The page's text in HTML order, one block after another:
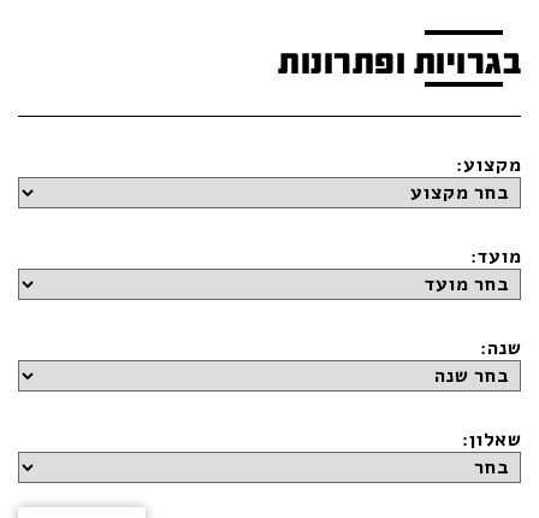
בגרויות ופתרונות
מקצוע:
מועד:
שנה:
שאלון: